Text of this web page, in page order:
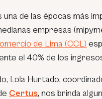
una de las épocas más
empresas
de Lima (CCL)
el 40% de los
Lola Hurtado,
Certus, nos brinda